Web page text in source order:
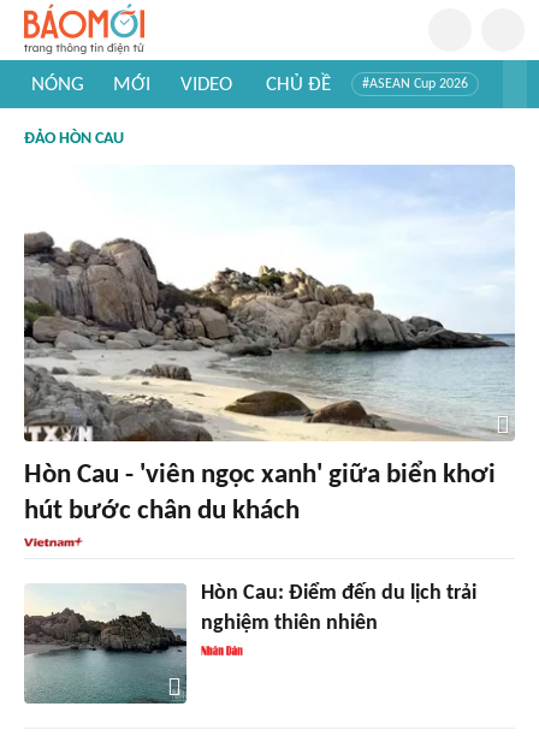
NÓNG MỚI VIDEO CHỦ ĐỀ #ASEAN Cup 2026
#Khám phá thế giới
ĐẢO HÒN CAU
Hòn Cau - 'viên ngọc xanh' giữa biển khơi
hút bước chân du khách
Hòn Cau: Điểm đến du lịch trải
nghiệm thiên nhiên